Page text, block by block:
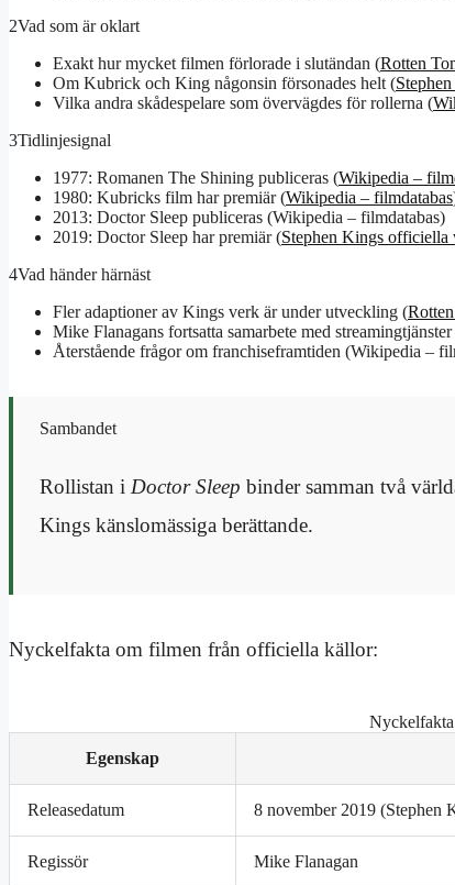
2Vad som är oklart
Exakt hur mycket filmen förlorade i slutändan (Rotten
Om Kubrick och King någonsin försonades helt (
Vilka andra skådespelare som övervägdes för rollerna (
3Tidlinjesignal
1977: Romanen The Shining publiceras (Wikipedia –
1980: Kubricks film har premiär (Wikipedia – filmdatabas
2013: Doctor Sleep publiceras (Wikipedia – filmdatabas)
2019: Doctor Sleep har premiär (Stephen Kings officiella
4Vad händer härnäst
Fler adaptioner av Kings verk är under utveckling (
Mike Flanagans fortsatta samarbete med
Återstående frågor om franchiseframtiden (Wikipedia –
Sambandet
Rollistan i Doctor Sleep binder samman två
Kings känslomässiga berättande.
Nyckelfakta om filmen från officiella källor:
Egenskap
Releasedatum 8 november 2019 (Stephen
Regissör Mike Flanagan